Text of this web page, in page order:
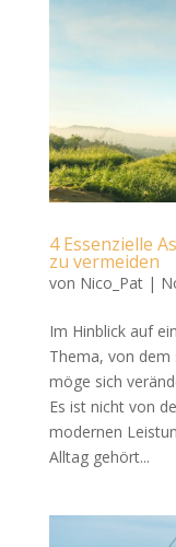
4 Essenzielle
zu vermeiden
von Nico_Pat|
Im Hinblick auf
Thema, von dem
möge sich
Es ist nicht von
modernen
Alltag gehört...